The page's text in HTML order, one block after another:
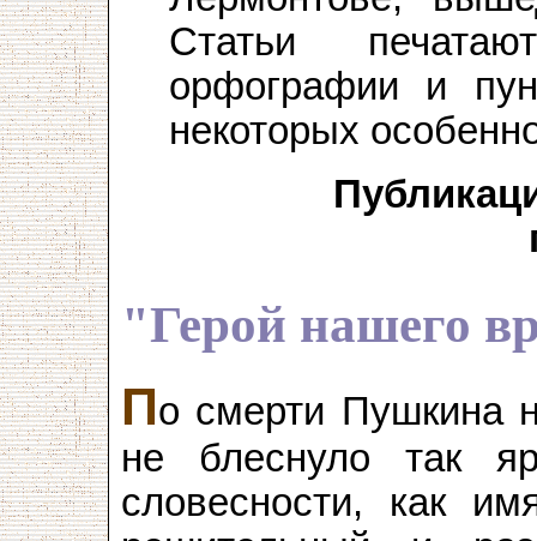
Статьи
орфографии и
некоторых
"Герой нашего
По смерти Пушкина
не блеснуло так
словесности, как